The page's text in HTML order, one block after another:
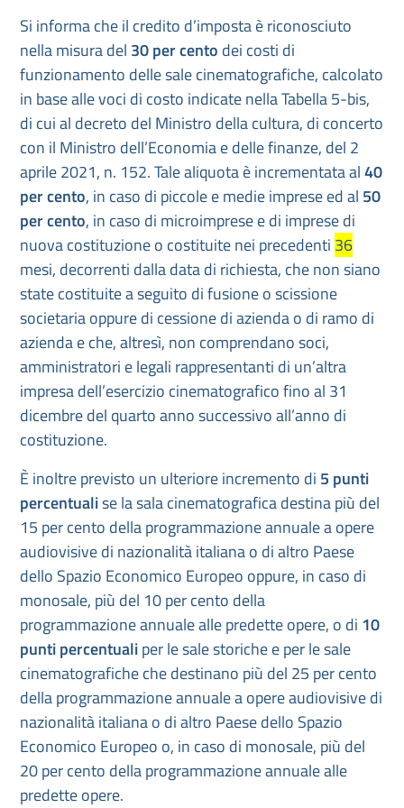
Si informa che il credito d’imposta è riconosciuto
nella misura del 30 per cento dei costi di
funzionamento delle sale cinematografiche, calcolato
in base alle voci di costo indicate nella Tabella 5-bis,
di cui al decreto del Ministro della cultura, di concerto
con il Ministro dell’Economia e delle finanze, del 2
aprile 2021, n. 152. Tale aliquota è incrementata al40
per cento, in caso di piccole e medie imprese ed al 50
per cento, in caso di microimprese e di imprese di
nuova costituzione o costituite nei precedenti 36
mesi, decorrenti dalla data di richiesta, che non siano
state costituite a seguito di fusione o scissione
societaria oppure di cessione di azienda o di ramo di
azienda e che, altresì, non comprendano soci,
amministratori e legali rappresentanti di un’altra
impresa dell’esercizio cinematografico fino al 31
dicembre del quarto anno successivo all’anno di
costituzione.
È inoltre previsto un ulteriore incremento di 5 punti
percentualise la sala cinematografica destina più del
15 per cento della programmazione annuale a opere
audiovisive di nazionalità italiana o di altro Paese
dello Spazio Economico Europeo oppure, in caso di
monosale, più del 10 per cento della
programmazione annuale alle predette opere, o di 10
punti percentualiper le sale storiche e per le sale
cinematografiche che destinano più del 25 per cento
della programmazione annuale a opere audiovisive di
nazionalità italiana o di altro Paese dello Spazio
Economico Europeo o, in caso di monosale, più del
20 per cento della programmazione annuale alle
predette opere.